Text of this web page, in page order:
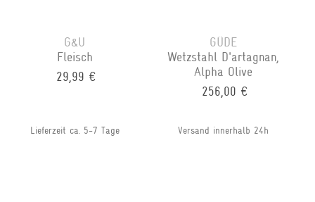
G&U
Fleisch
29,99 €
Lieferzeit ca. 5-7 Tage
GÜDE
Wetzstahl D'artagnan,
Alpha Olive
256,00 €
Versand innerhalb 24h